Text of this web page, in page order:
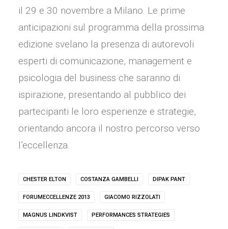
il 29 e 30 novembre a Milano. Le prime
anticipazioni sul programma della prossima
edizione svelano la presenza di autorevoli
esperti di comunicazione, management e
psicologia del business che saranno di
ispirazione, presentando al pubblico dei
partecipanti le loro esperienze e strategie,
orientando ancora il nostro percorso verso
l’eccellenza.
CHESTER ELTON COSTANZA GAMBELLI DIPAK PANT
FORUMECCELLENZE 2013 GIACOMO RIZZOLATI
MAGNUS LINDKVIST PERFORMANCES STRATEGIES